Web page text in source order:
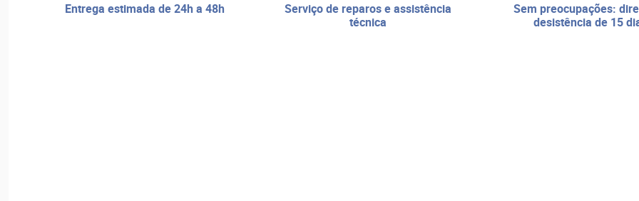
entrega estimada de 24h a 48h
serviço de reparos e assistência
técnica
sem preocupações: direito de
desistência de 15